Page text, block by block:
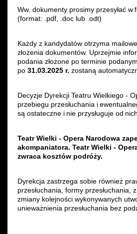
Ww. dokumenty prosimy przesyłać w
(format: .pdf, .doc lub .odt)
Każdy z kandydatów otrzyma
złożenia dokumentów. Uprzejmie
podania złożone po terminie
po 31.03.2025 r. zostaną
Decyzje Dyrekcji Teatru Wielkiego -
przebiegu przesłuchania i
są ostateczne i nie przysługuje od
Teatr Wielki - Opera Narodowa
akompaniatora. Teatr Wielki -
zwraca kosztów podróży.
Dyrekcja zastrzega sobie również
przesłuchania, formy przesłuchania,
zmiany kolejności wykonywanych
unieważnienia przesłuchania bez